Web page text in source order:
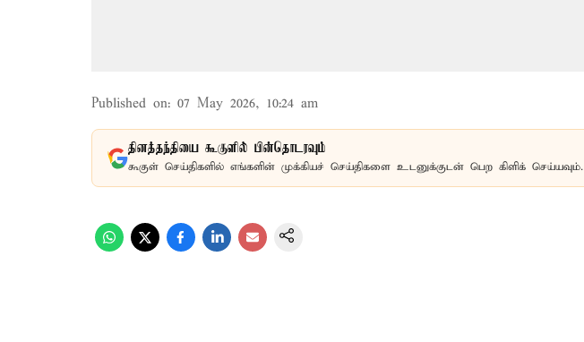
Published on: 07 May 2026, 10:24 am
தினத்தந்தியை கூகுளில் பின்தொடரவும்
கூகுள் செய்திகளில் எங்களின் முக்கியச் செய்திகளை உடனுக்குடன் பெற கிளிக் செய்யவும்.